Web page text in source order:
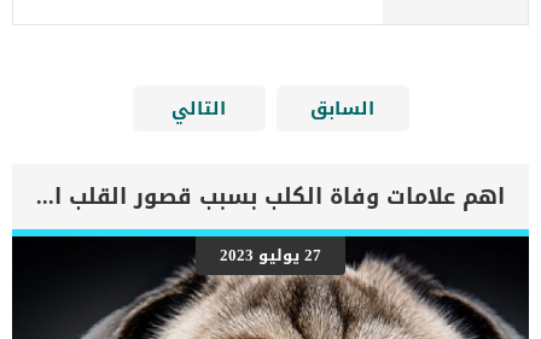
السابق التالي
اهم علامات وفاة الكلب بسبب قصور القلب الاحتقانى
27 يوليو 2023